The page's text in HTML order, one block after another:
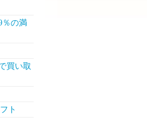
％の満
買い取
ト